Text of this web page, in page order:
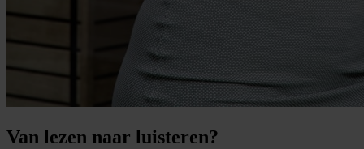
Van lezen naar luisteren?